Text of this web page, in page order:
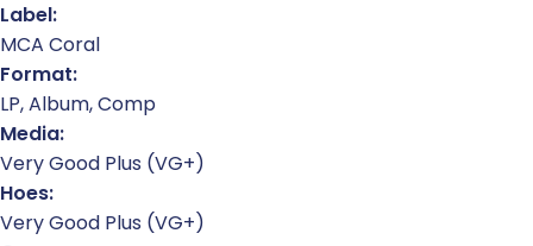
Label:
MCA Coral
Format:
LP, Album, Comp
Media:
Very Good Plus (VG+)
Hoes:
Very Good Plus (VG+)